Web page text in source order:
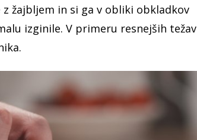
žajbljem in si ga v obliki obkladkov
izginile. V primeru resnejših težav